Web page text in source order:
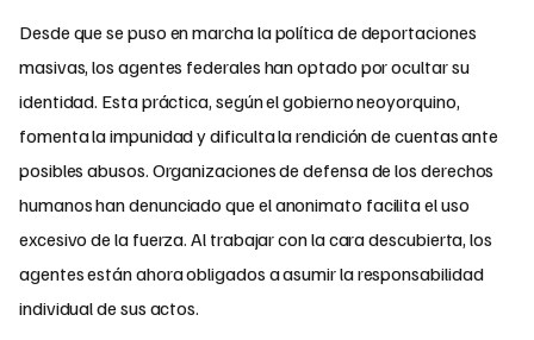
Desde que se puso en marcha la política de deportaciones
masivas, los agentes federales han optado por ocultar su
identidad. Esta práctica, según el gobierno neoyorquino,
fomenta la impunidad y dificulta la rendición de cuentas ante
posibles abusos. Organizaciones de defensa de los derechos
humanos han denunciado que el anonimato facilita el uso
excesivo de la fuerza. Al trabajar con la cara descubierta, los
agentes están ahora obligados a asumir la responsabilidad
individual de sus actos.